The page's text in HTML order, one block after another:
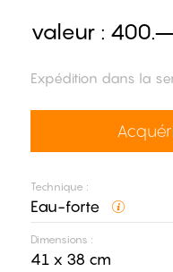
Technique :
Eau-forte
Dimensions :
41 x 38 cm
valeur :
Expédition dans la